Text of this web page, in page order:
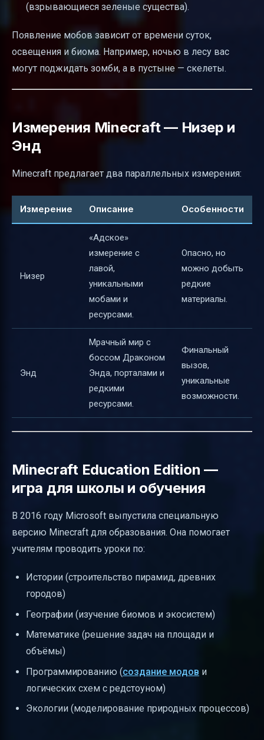
(взрывающиеся зеленые существа).
Появление мобов зависит от времени суток,
освещения и биома. Например, ночью в лесу вас
могут поджидать зомби, а в пустыне — скелеты.
Измерения Minecraft — Низер и
Энд
Minecraft предлагает два параллельных измерения:
Измерение Описание Особенности
Низер
«Адское»
измерение с
лавой,
уникальными
мобами и
ресурсами.
Опасно, но
можно добыть
редкие
материалы.
Энд
Мрачный мир с
боссом Драконом
Энда, порталами и
редкими
ресурсами.
Финальный
вызов,
уникальные
возможности.
Minecraft Education Edition —
игра для школы и обучения
В 2016 году Microsoft выпустила специальную
версию Minecraft для образования. Она помогает
учителям проводить уроки по:
Истории (строительство пирамид, древних
городов)
Географии (изучение биомов и экосистем)
Математике (решение задач на площади и
объёмы)
Программированию (создание модов и
логических схем с редстоуном)
Экологии (моделирование природных процессов)